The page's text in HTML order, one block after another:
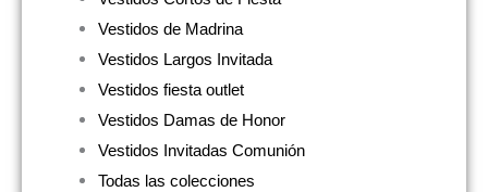
Vestidos de Madrina
Vestidos Largos Invitada
Vestidos fiesta outlet
Vestidos Damas de Honor
Vestidos Invitadas Comunión
Todas las colecciones